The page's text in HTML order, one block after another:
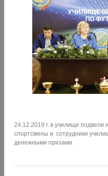
24.12.2019 г. в училище подвели
спортсмены и сотрудники
денежными призами